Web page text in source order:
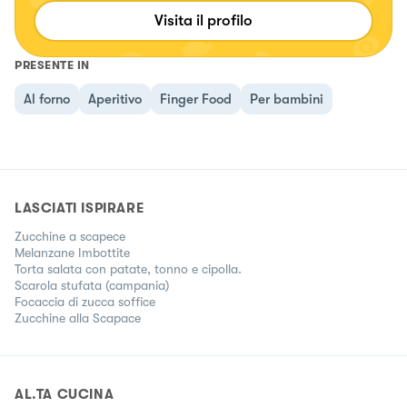
Visita il profilo
PRESENTE IN
Al forno Aperitivo Finger Food Per bambini
LASCIATI ISPIRARE
Zucchine a scapece
Melanzane Imbottite
Torta salata con patate, tonno e cipolla.
Scarola stufata (campania)
Focaccia di zucca soffice
Zucchine alla Scapace
AL.TA CUCINA